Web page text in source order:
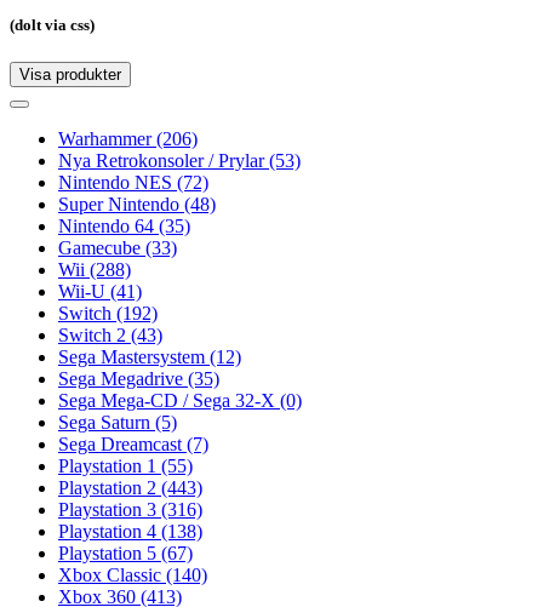
(dolt via css)
Visa produkter
Toggle
Toggle
navigationWarhammer(206)
Nya Retrokonsoler / Prylar(53)
Nintendo NES (72)
Super Nintendo (48)
Nintendo 64 (35)
Gamecube (33)
Wii (288)
Wii-U (41)
Switch (192)
Switch 2 (43)
Sega Mastersystem (12)
Sega Megadrive (35)
Sega Mega-CD / Sega 32-X (0)
Sega Saturn (5)
Sega Dreamcast (7)
Playstation 1 (55)
Playstation 2 (443)
Playstation 3 (316)
Playstation 4 (138)
Playstation 5 (67)
Xbox Classic (140)
Xbox 360 (413)